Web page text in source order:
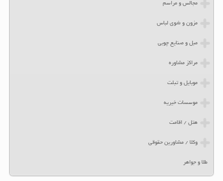
مجالس و مراسم
مزون و شوی لباس
مبل و صنایع چوبی
مراکز مشاوره
موبایل و تبلت
موسسات خیریه
هتل / اقامت
وکلا / مشاورین حقوقی
طلا و جواهر